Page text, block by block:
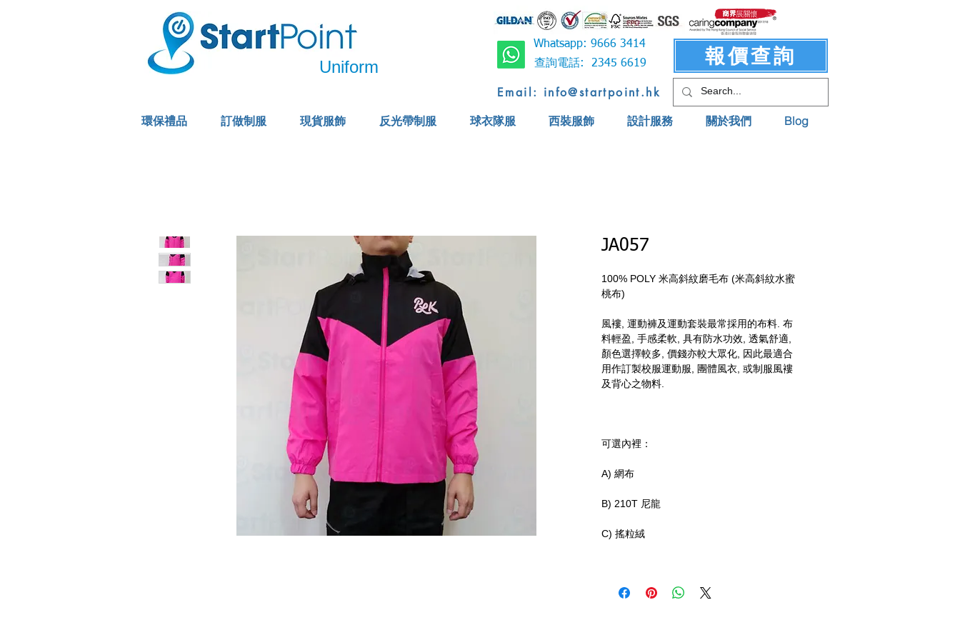
Whatsapp: 9666 3414
環保禮品 訂做制服 現貨服飾 反光帶制服 球衣隊服 西裝服飾 設計服務 關於我們 Blog
Uniform
Email: info@startpoint.hk
查詢電話: 2345 6619 報價查詢
JA057
100% POLY 米高斜紋磨毛布 (米高斜紋水蜜
桃布)
風褸, 運動褲及運動套裝最常採用的布料. 布
料輕盈, 手感柔軟, 具有防水功效, 透氣舒適,
顏色選擇較多, 價錢亦較大眾化, 因此最適合
用作訂製校服運動服, 團體風衣, 或制服風褸
及背心之物料.
可選內裡：
A) 網布
B) 210T 尼龍
C) 搖粒絨